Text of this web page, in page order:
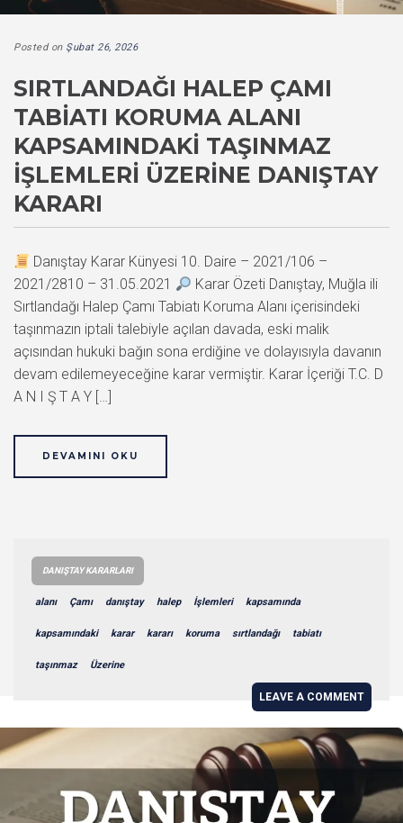
Posted on Şubat 26, 2026
SIRTLANDAĞI HALEP ÇAMI
TABIATI KORUMA ALANI
KAPSAMINDAKI TAŞINMAZ
İŞLEMLERI ÜZERINE DANIŞTAY
KARARI
Danıştay Karar Künyesi 10. Daire – 2021/106 –
2021/2810 – 31.05.2021
Karar Özeti Danıştay, Muğla ili
Sırtlandağı Halep Çamı Tabiatı Koruma Alanı içerisindeki
taşınmazın iptali talebiyle açılan davada, eski malik
açısından hukuki bağın sona erdiğine ve dolayısıyla davanın
devam edilemeyeceğine karar vermiştir. Karar İçeriği T.C. D
A N I Ş T A Y […]
DEVAMINI OKU
DANIŞTAY KARARLARI
alanı Çamı danıştay halep İşlemleri kapsamında
kapsamındaki karar kararı koruma sırtlandağı tabiatı
taşınmaz Üzerine
LEAVE A COMMENT